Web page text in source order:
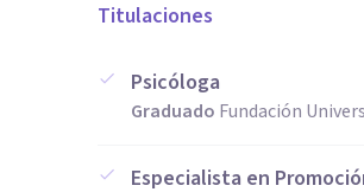
Titulaciones
Psicóloga
Graduado Fundación
Especialista en